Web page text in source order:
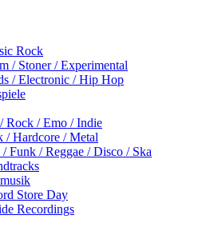
Rock
/ Stoner / Experimental
/ Electronic / Hip Hop
Rock / Emo / Indie
/ Hardcore / Metal
/ Funk / Reggae / Disco / Ska
Store Day
Recordings